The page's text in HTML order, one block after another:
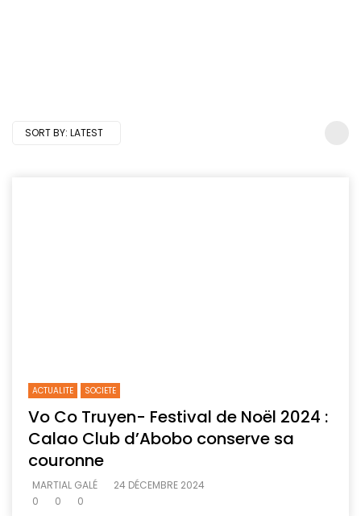
SORT BY: LATEST
ACTUALITE SOCIETE
Vo Co Truyen- Festival de Noël 2024 :
Calao Club d’Abobo conserve sa
couronne
MARTIAL GALÉ
24 DÉCEMBRE 2024
0
0 0